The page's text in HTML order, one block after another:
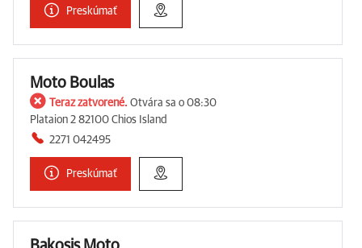
Preskúmať
Moto Boulas
Teraz zatvorené. Otvára sa o 08:30
Plataion 2 82100 Chios Island
2271 042495
Preskúmať